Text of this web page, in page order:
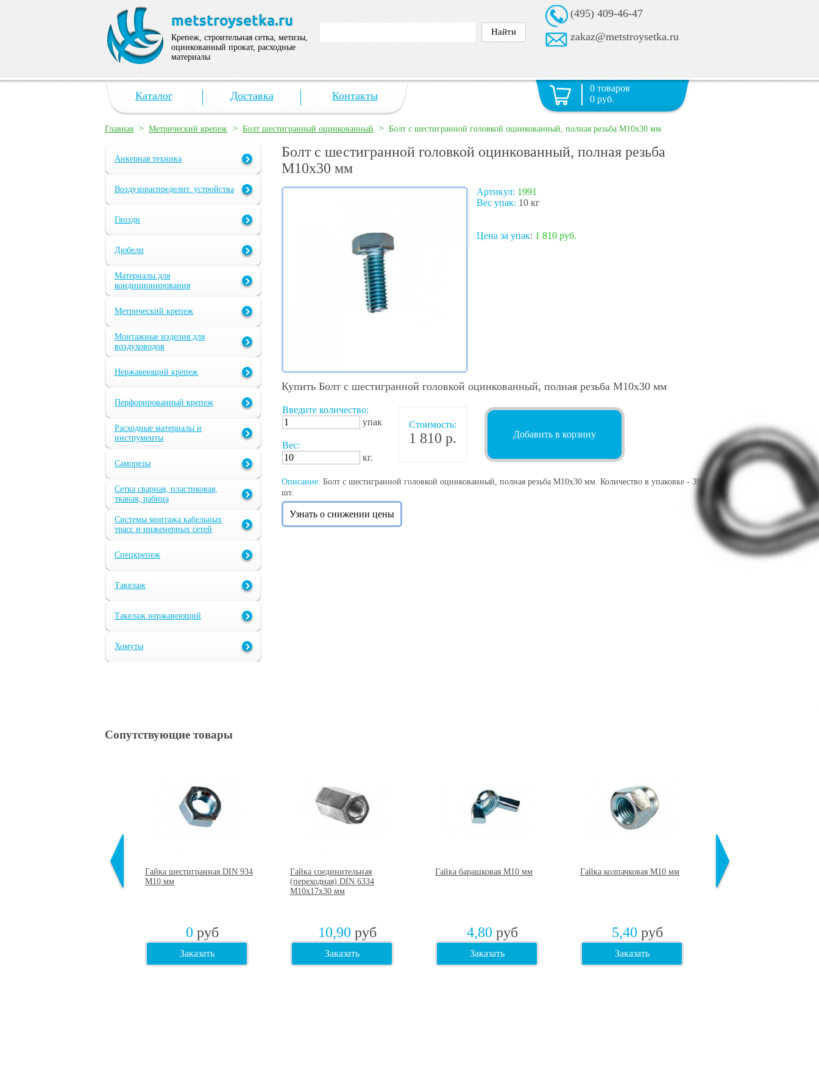
Крепеж, строительная сетка, метизы,
оцинкованный прокат, расходные
материалы
(495) 409-46-47
zakaz@metstroysetka.ru
Каталог Доставка Контакты
0 товаров
0 руб.
Главная > Метрический крепеж > Болт шестигранный оцинкованный > Болт с шестигранной головкой оцинкованный, полная резьба М10х30 мм
Анкерная техника
Воздухораспределит. устройства
Гвозди
Дюбели
Материалы для
кондиционирования
Метрический крепеж
Монтажные изделия для
воздуховодов
Нержавеющий крепеж
Перфорированный крепеж
Расходные материалы и
инструменты
Саморезы
Сетка сварная, пластиковая,
тканая, рабица
Системы монтажа кабельных
трасс и инженерных сетей
Спецкрепеж
Такелаж
Такелаж нержавеющий
Хомуты
Болт с шестигранной головкой оцинкованный, полная резьба
М10х30 мм
Артикул: 1991
Вес упак: 10 кг
Цена за упак: 1 810 руб.
Купить Болт с шестигранной головкой оцинкованный, полная резьба М10х30 мм
Введите количество:
упак
Вес:
кг.
Стоимость:
1 810 р. Добавить в корзину
Описание: Болт с шестигранной головкой оцинкованный, полная резьба М10х30 мм. Количество в упаковке - 390
шт.
Узнать о снижении цены
Сопутствующие товары
Гайка шестигранная DIN 934
М10 мм
0 руб
Заказать
Гайка соединительная
(переходная) DIN 6334
М10х17х30 мм
10,90 руб
Заказать
Гайка барашковая М10 мм
4,80 руб
Заказать
Гайка колпачковая М10 мм
5,40 руб
Заказать
Гайка DIN 934 мелкая